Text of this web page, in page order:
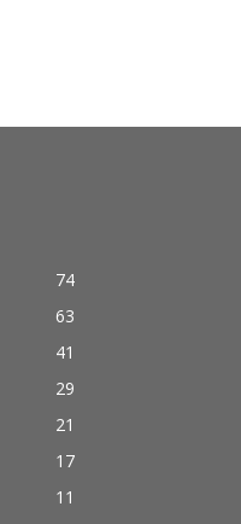
74
63
41
29
21
17
11